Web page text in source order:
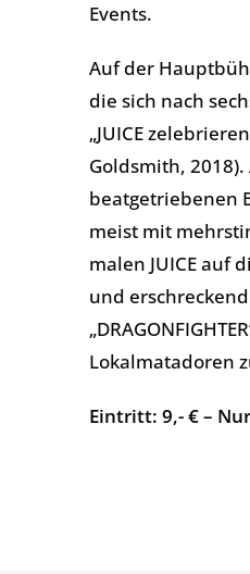
Events.
Auf der
die sich nach
„JUICE
Goldsmith,
beatgetriebenen
meist mit
malen JUICE auf
und
Lokalmatadoren
Eintritt: 9,- € –